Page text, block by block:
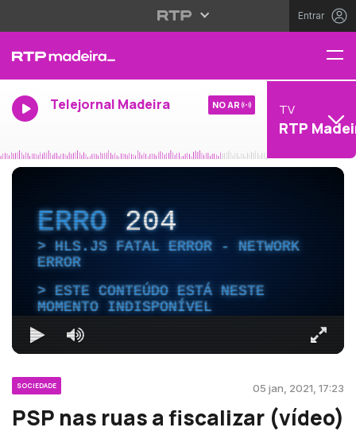
Entrar
Telejornal Madeira NO AR TV
RTP
ERRO204
HLS.JS FATAL ERROR - NETWORK
ERROR
ESTE CONTEÚDO ESTÁ NESTE
MOMENTO INDISPONÍVEL
SOCIEDADE 05 jan, 2021, 17:23
PSP nas ruas a fiscalizar (vídeo)